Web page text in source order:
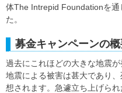
体The Intrepid Foundationを通
た。
募金キャンペーンの
過去にこれほどの大きな地震
地震による被害は甚大であり
想されます。急遽立ち上げら